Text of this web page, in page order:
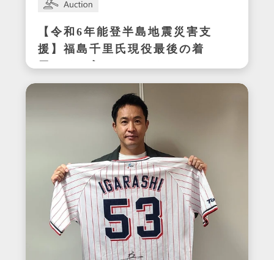
【令和6年能登半島地震災害支
援】福島千里氏現役最後の着
用サイン入りスパイク